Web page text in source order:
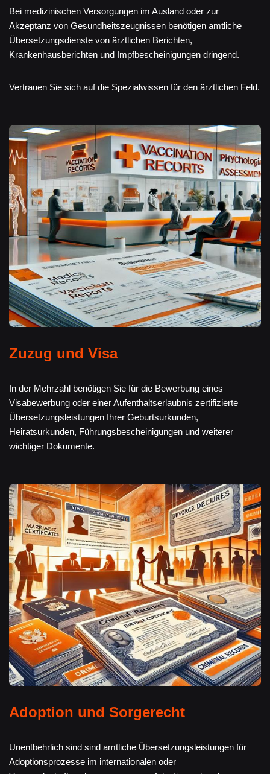
Bei medizinischen Versorgungen im Ausland oder zur
Akzeptanz von Gesundheitszeugnissen benötigen amtliche
Übersetzungsdienste von ärztlichen Berichten,
Krankenhausberichten und Impfbescheinigungen dringend.
Vertrauen Sie sich auf die Spezialwissen für den ärztlichen Feld.
Zuzug und Visa
In der Mehrzahl benötigen Sie für die Bewerbung eines
Visabewerbung oder einer Aufenthaltserlaubnis zertifizierte
Übersetzungsleistungen Ihrer Geburtsurkunden,
Heiratsurkunden, Führungsbescheinigungen und weiterer
wichtiger Dokumente.
Adoption und Sorgerecht
Unentbehrlich sind sind amtliche Übersetzungsleistungen für
Adoptionsprozesse im internationalen oder